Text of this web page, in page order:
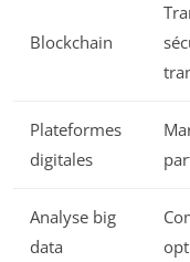
Blockchain
Plateformes
digitales
Analyse big
data